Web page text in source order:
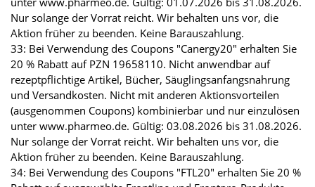
Nur solange der Vorrat reicht. Wir behalten uns vor, die
Aktion früher zu beenden. Keine Barauszahlung.
33: Bei Verwendung des Coupons "Canergy20" erhalten Sie
20 % Rabatt auf PZN 19658110. Nicht anwendbar auf
rezeptpflichtige Artikel, Bücher, Säuglingsanfangsnahrung
und Versandkosten. Nicht mit anderen Aktionsvorteilen
(ausgenommen Coupons) kombinierbar und nur einzulösen
unter www.pharmeo.de. Gültig: 03.08.2026 bis 31.08.2026.
Nur solange der Vorrat reicht. Wir behalten uns vor, die
Aktion früher zu beenden. Keine Barauszahlung.
34: Bei Verwendung des Coupons "FTL20" erhalten Sie 20 %